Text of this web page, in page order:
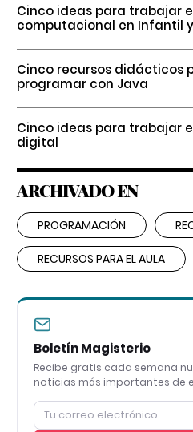
Cinco ideas para trabajar
computacional en Infantil
Cinco recursos didácticos
programar con Java
Cinco ideas para trabajar
digital
ARCHIVADO EN
PROGRAMACIÓN
RECURSOS PARA EL AULA
Boletín Magisterio
Recibe gratis cada semana
noticias más importantes de